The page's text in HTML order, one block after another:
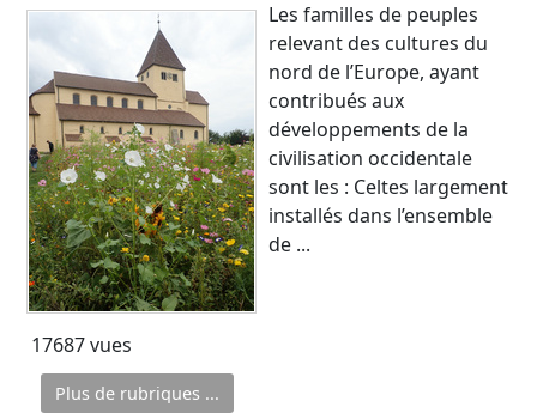
Les familles de peuples
relevant des cultures du
nord de l’Europe, ayant
contribués aux
développements de la
civilisation occidentale
sont les : Celtes largement
installés dans l’ensemble
de ...
17687 vues
Plus de rubriques ...